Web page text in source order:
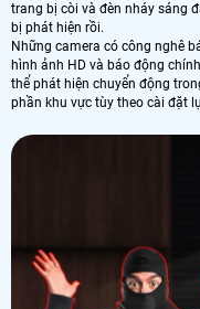
trang bị còi và đèn nháy sáng
bị phát hiện rồi.
Những camera có công nghê
hình ảnh HD và báo động
thể phát hiện chuyển động
phần khu vực tùy theo cài đặt